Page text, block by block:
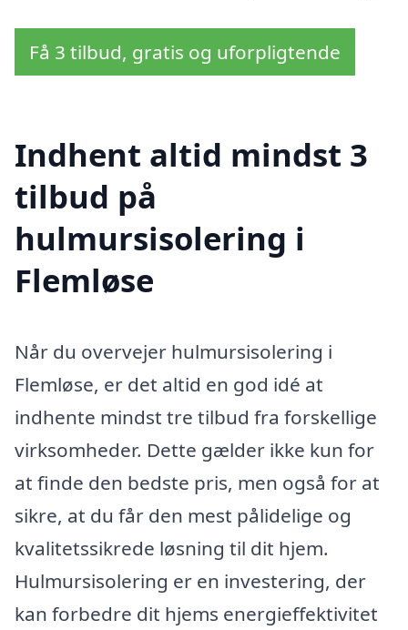
Få 3 tilbud, gratis og uforpligtende
Indhent altid mindst 3
tilbud på
hulmursisolering i
Flemløse
Når du overvejer hulmursisolering i
Flemløse, er det altid en god idé at
indhente mindst tre tilbud fra forskellige
virksomheder. Dette gælder ikke kun for
at finde den bedste pris, men også for at
sikre, at du får den mest pålidelige og
kvalitetssikrede løsning til dit hjem.
Hulmursisolering er en investering, der
kan forbedre dit hjems energieffektivitet